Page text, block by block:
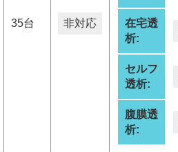
35台 非対応
在宅透
析:
セルフ
透析:
腹膜透
析: